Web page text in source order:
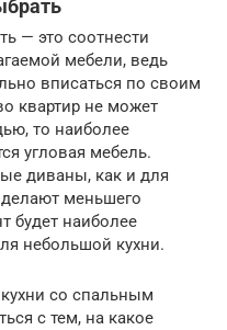
— это соотнести
мебели, ведь
вписаться по своим
квартир не может
то наиболее
угловая мебель.
диваны, как и для
делают меньшего
будет наиболее
небольшой кухни.
со спальным
с тем, на какое